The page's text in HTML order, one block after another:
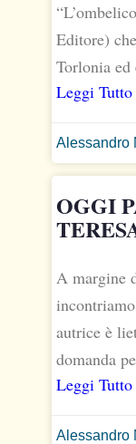
Editore)
Torlonia ed
Leggi Tutto
Alessandro
OGGI
A margine
autrice è
domanda
Leggi Tutto
Alessandro